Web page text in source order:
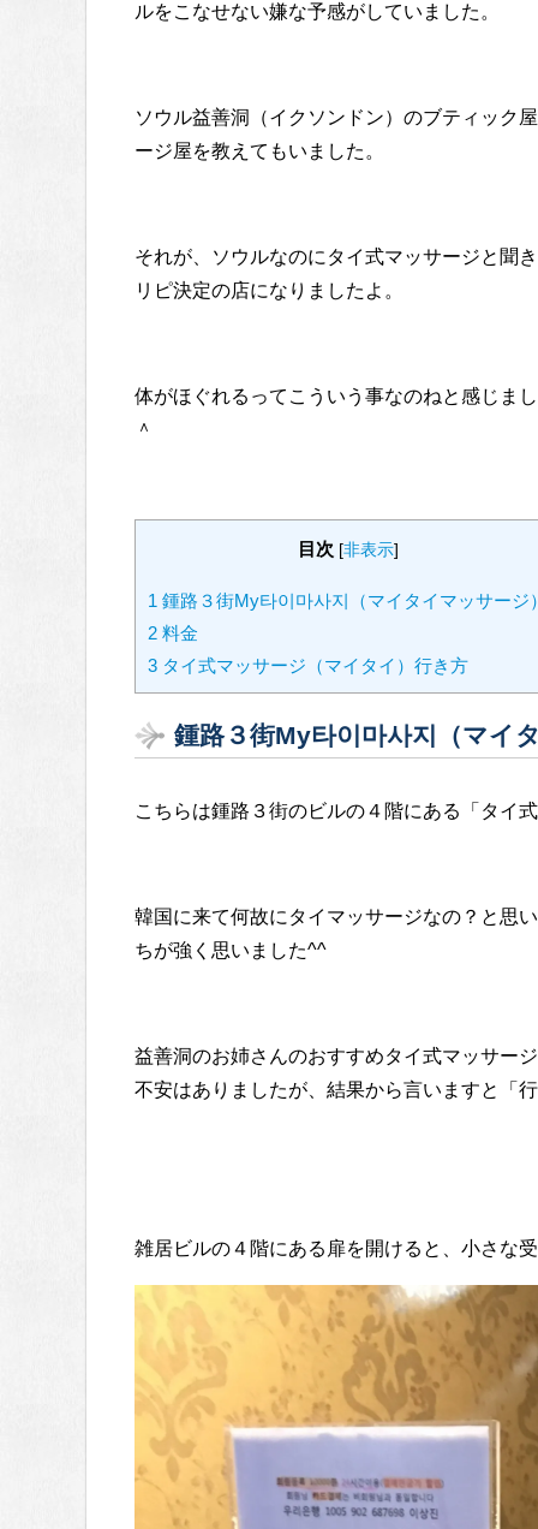
ルをこなせない嫌な予感がしていました。
ソウル益善洞（イクソンドン）のブティック
ージ屋を教えてもいました。
それが、ソウルなのにタイ式マッサージと聞
リピ決定の店になりましたよ。
体がほぐれるってこういう事なのねと感じま
＾
目次 [非表示]
1 鍾路３街My타이마사지（マイタイマッサージ
2 料金
3 タイ式マッサージ（マイタイ）行き方
鍾路３街My타이마사지（マイ
こちらは鍾路３街のビルの４階にある「タイ
韓国に来て何故にタイマッサージなの？と思
ちが強く思いました^^
益善洞のお姉さんのおすすめタイ式マッサー
不安はありましたが、結果から言いますと「
雑居ビルの４階にある扉を開けると、小さな